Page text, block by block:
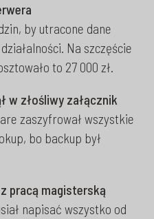
by utracone dane
Na szczęście
to 27 000 zł.
w złośliwy załącznik
zaszyfrował wszystkie
bo backup był
pracą magisterską
napisać wszystko od